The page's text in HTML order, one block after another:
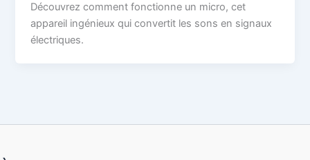
Découvrez comment fonctionne un micro, cet
appareil ingénieux qui convertit les sons en signaux
électriques.